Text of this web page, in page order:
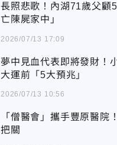
長照悲歌！內湖71歲父顧
亡陳屍家中」
2026/07/13 17:09
夢中見血代表即將發財！
大運前「5大預兆」
2026/07/13 10:56
「僧醫會」攜手豐原醫院
把關